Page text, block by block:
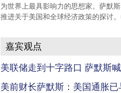
为世界上最具影响力的思想家。萨默
推进关于美国和全球经济政策的探讨
嘉宾观点
美联储走到十字路口 萨默斯
美前财长萨默斯：美国通胀